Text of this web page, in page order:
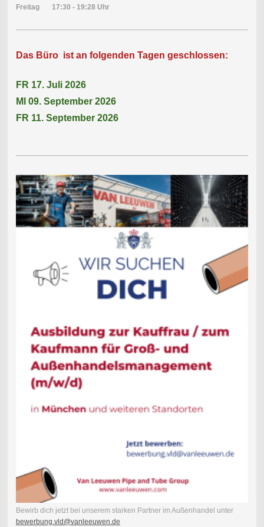
Freitag 17:30 - 19:28 Uhr
Das Büro ist an folgenden Tagen geschlossen:
FR 17. Juli 2026
MI 09. September 2026
FR 11. September 2026
Bewirb dich jetzt bei unserem starken Partner im Außenhandel unter
bewerbung.vld@vanleeuwen.de